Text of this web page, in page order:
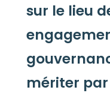
sur le lieu
mériter